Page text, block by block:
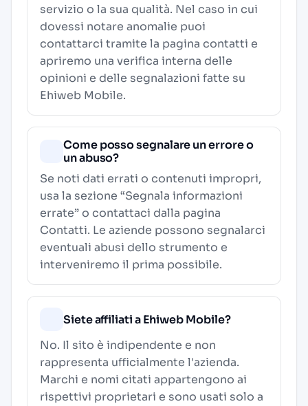
servizio o la sua qualità. Nel caso in cui
dovessi notare anomalie puoi
contattarci tramite la pagina contatti e
apriremo una verifica interna delle
opinioni e delle segnalazioni fatte su
Ehiweb Mobile.
Come posso segnalare un errore o
un abuso?
Se noti dati errati o contenuti impropri,
usa la sezione “Segnala informazioni
errate” o contattaci dalla pagina
Contatti. Le aziende possono segnalarci
eventuali abusi dello strumento e
interveniremo il prima possibile.
Siete affiliati a Ehiweb Mobile?
No. Il sito è indipendente e non
rappresenta ufficialmente l'azienda.
Marchi e nomi citati appartengono ai
rispettivi proprietari e sono usati solo a